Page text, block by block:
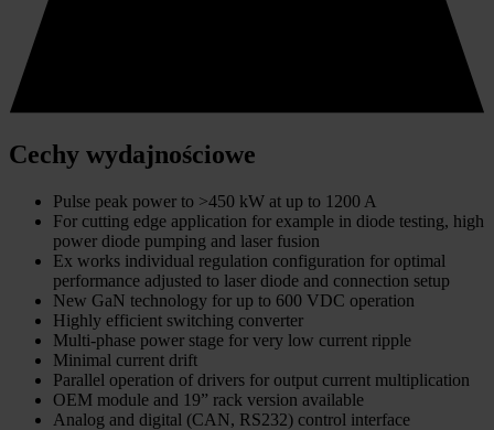
Cechy wydajnościowe
Pulse peak power to >450 kW at up to 1200 A
For cutting edge application for example in diode testing, high
power diode pumping and laser fusion
Ex works individual regulation configuration for optimal
performance adjusted to laser diode and connection setup
New GaN technology for up to 600 VDC operation
Highly efficient switching converter
Multi-phase power stage for very low current ripple
Minimal current drift
Parallel operation of drivers for output current multiplication
OEM module and 19” rack version available
Analog and digital (CAN, RS232) control interface